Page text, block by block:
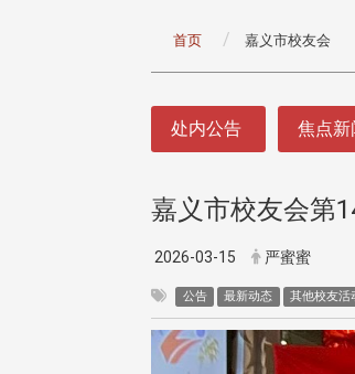
首页 嘉义市校友会
处内公告 焦点新
嘉义市校友会第
2026-03-15 严蜜蜜
公告 最新动态 其他校友活